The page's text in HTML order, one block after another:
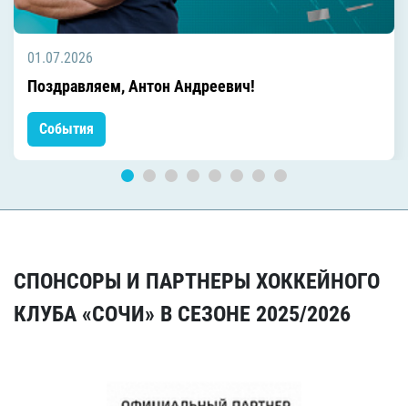
01.07.2026
Поздравляем, Антон Андреевич!
События
СПОНСОРЫ И ПАРТНЕРЫ ХОККЕЙНОГО
КЛУБА «СОЧИ» В СЕЗОНЕ 2025/2026